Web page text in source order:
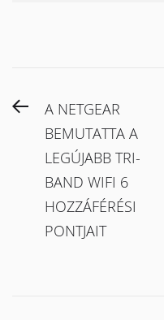
Bejegyzés
navigáció
PreviousA NETGEAR
BEMUTATTA A
LEGÚJABB TRI-
BAND WIFI 6
HOZZÁFÉRÉSI
PONTJAIT